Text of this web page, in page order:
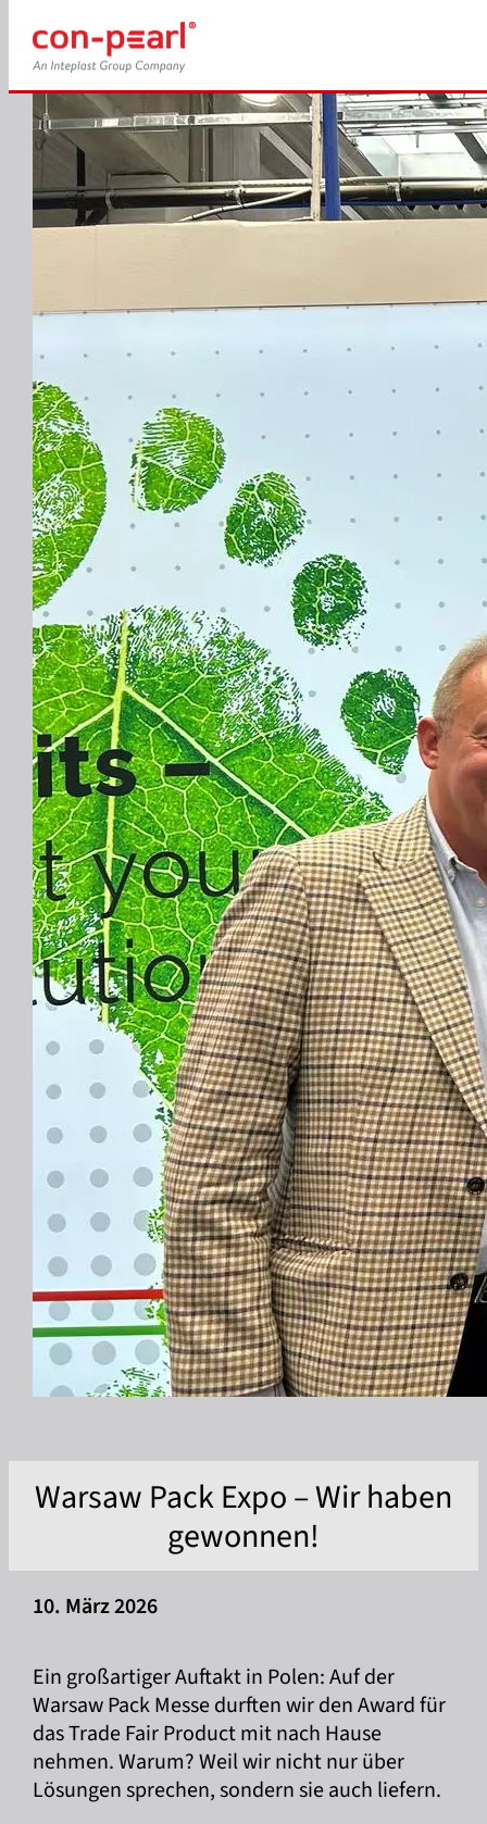
Warsaw Pack Expo – Wir haben
gewonnen!
10. März 2026
Ein großartiger Auftakt in Polen: Auf der
Warsaw Pack Messe durften wir den Award für
das Trade Fair Product mit nach Hause
nehmen. Warum? Weil wir nicht nur über
Lösungen sprechen, sondern sie auch liefern.